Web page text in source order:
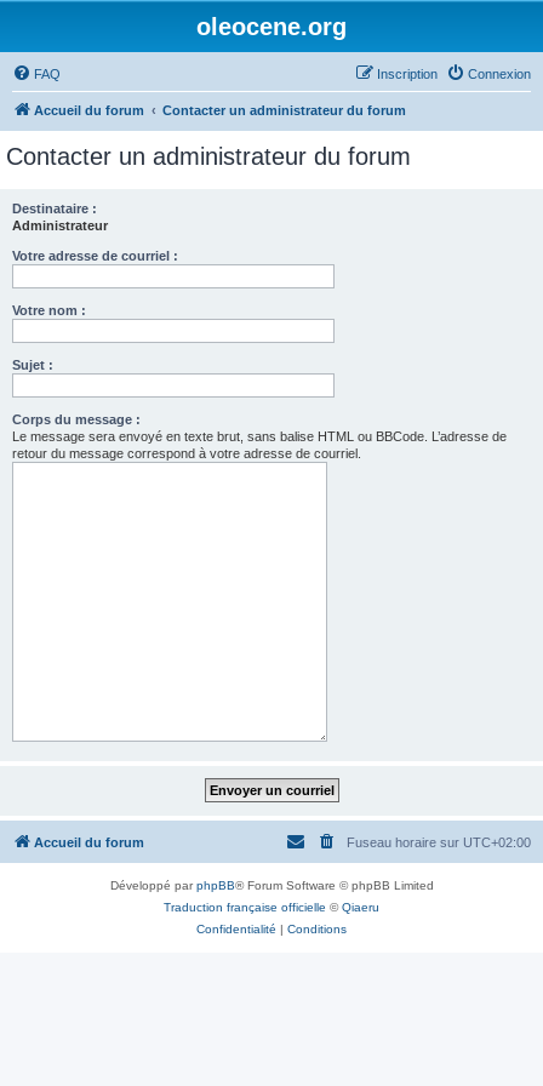
oleocene.org
FAQ Connexion
Inscription
Accueil du forum Contacter un administrateur du forum
Contacter un administrateur du forum
Destinataire :
Administrateur
Votre adresse de courriel :
Votre nom :
Sujet :
Corps du message :
Le message sera envoyé en texte brut, sans balise HTML ou BBCode. L’adresse de
retour du message correspond à votre adresse de courriel.
Accueil du forum Fuseau horaire sur UTC+02:00
Développé parphpBB® Forum Software © phpBB Limited
Traduction française officielle ©Qiaeru
Confidentialité | Conditions